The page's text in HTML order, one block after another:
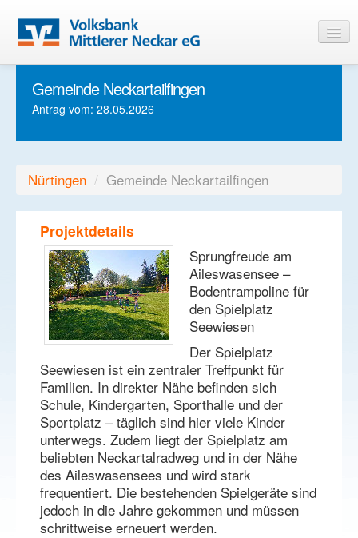
Startseite
Informationen
Gemeinde Neckartailfingen
Antrag vom: 28.05.2026
Nürtingen / Gemeinde Neckartailfingen
Projektdetails
Sprungfreude am
Aileswasensee –
Bodentrampoline für
den Spielplatz
Seewiesen
Der Spielplatz
Seewiesen ist ein zentraler Treffpunkt für
Familien. In direkter Nähe befinden sich
Schule, Kindergarten, Sporthalle und der
Sportplatz – täglich sind hier viele Kinder
unterwegs. Zudem liegt der Spielplatz am
beliebten Neckartalradweg und in der Nähe
des Aileswasensees und wird stark
frequentiert. Die bestehenden Spielgeräte sind
jedoch in die Jahre gekommen und müssen
schrittweise erneuert werden.